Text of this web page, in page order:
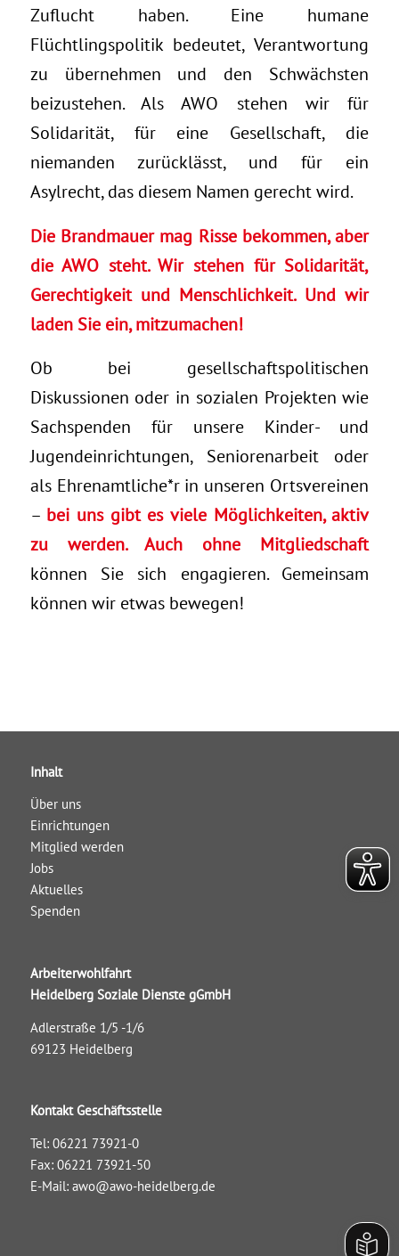
Zuflucht haben. Eine humane
Flüchtlingspolitik bedeutet, Verantwortung
zu übernehmen und den Schwächsten
beizustehen. Als AWO stehen wir für
Solidarität, für eine Gesellschaft, die
niemanden zurücklässt, und für ein
Asylrecht, das diesem Namen gerecht wird.
Die Brandmauer mag Risse bekommen, aber
die AWO steht. Wir stehen für Solidarität,
Gerechtigkeit und Menschlichkeit. Und wir
laden Sie ein, mitzumachen!
Ob bei gesellschaftspolitischen
Diskussionen oder in sozialen Projekten wie
Sachspenden für unsere Kinder- und
Jugendeinrichtungen, Seniorenarbeit oder
als Ehrenamtliche*r in unseren Ortsvereinen
– bei uns gibt es viele Möglichkeiten, aktiv
zu werden. Auch ohne Mitgliedschaft
können Sie sich engagieren. Gemeinsam
können wir etwas bewegen!
Inhalt
Über uns
Einrichtungen
Mitglied werden
Jobs
Aktuelles
Spenden
Arbeiterwohlfahrt
Heidelberg Soziale Dienste gGmbH
Adlerstraße 1/5 -1/6
69123 Heidelberg
Kontakt Geschäftsstelle
Tel: 06221 73921-0
Fax: 06221 73921-50
E-Mail: awo@awo-heidelberg.de